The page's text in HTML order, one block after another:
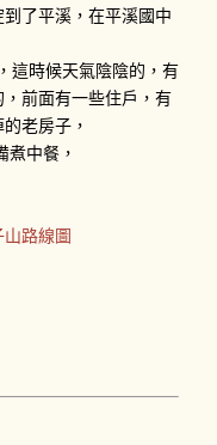
了平溪，在平溪國中
這時候天氣陰陰的，有
前面有一些住戶，有
老房子，
煮中餐，